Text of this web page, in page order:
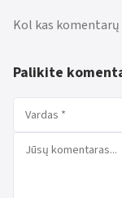
Kol kas
Palikite